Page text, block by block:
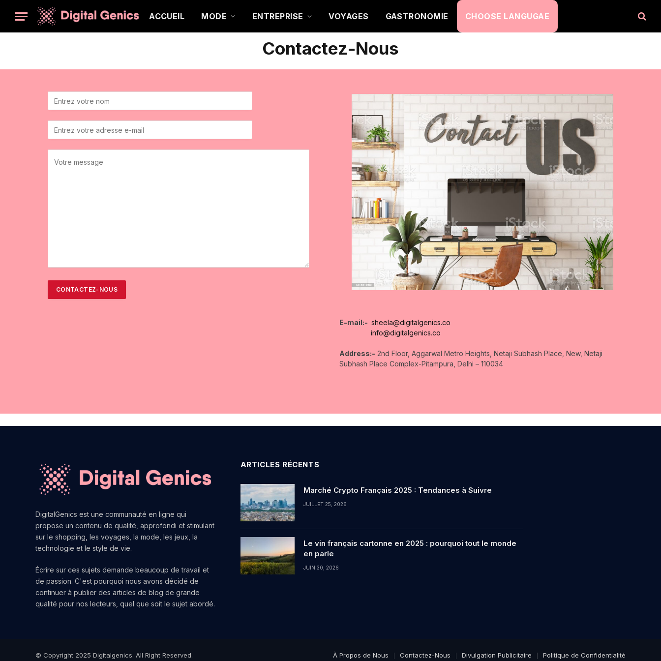
ACCUEIL MODE ENTREPRISE VOYAGES GASTRONOMIE CHOOSE LANGUGAE
Contactez-Nous
E-mail:- sheela@digitalgenics.co
info@digitalgenics.co
Address:- 2nd Floor, Aggarwal Metro Heights, Netaji Subhash Place, New, Netaji
Subhash Place Complex-Pitampura, Delhi – 110034
DigitalGenics est une communauté en ligne qui
propose un contenu de qualité, approfondi et stimulant
sur le shopping, les voyages, la mode, les jeux, la
technologie et le style de vie.
Écrire sur ces sujets demande beaucoup de travail et
de passion. C'est pourquoi nous avons décidé de
continuer à publier des articles de blog de grande
qualité pour nos lecteurs, quel que soit le sujet abordé.
ARTICLES RÉCENTS
Marché Crypto Français 2025 : Tendances à Suivre
JUILLET 25, 2026
Le vin français cartonne en 2025 : pourquoi tout le monde
en parle
JUIN 30, 2026
© Copyright 2025 Digitalgenics. All Right Reserved. À Propos de Nous Contactez-Nous Divulgation Publicitaire Politique de Confidentialité